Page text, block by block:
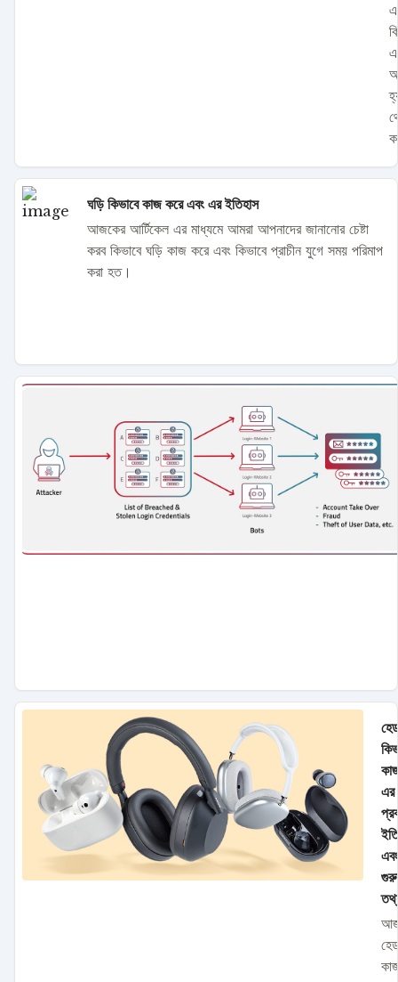
ঘড়ি কিভাবে কাজ করে এবং এর ইতিহাস
আজকের আর্টিকেল এর মাধ্যমে আমরা আপনাদের জানানোর চেষ্টা
করব কিভাবে ঘড়ি কাজ করে এবং কিভাবে প্রাচীন যুগে সময় পরিমাপ
করা হত।
এর
এবং